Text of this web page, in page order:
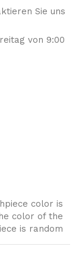
Sie uns
von 9:00
color is
color of the
is random